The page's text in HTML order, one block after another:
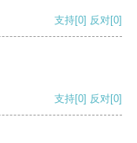
支持[0] 反对[0]
支持[0] 反对[0]